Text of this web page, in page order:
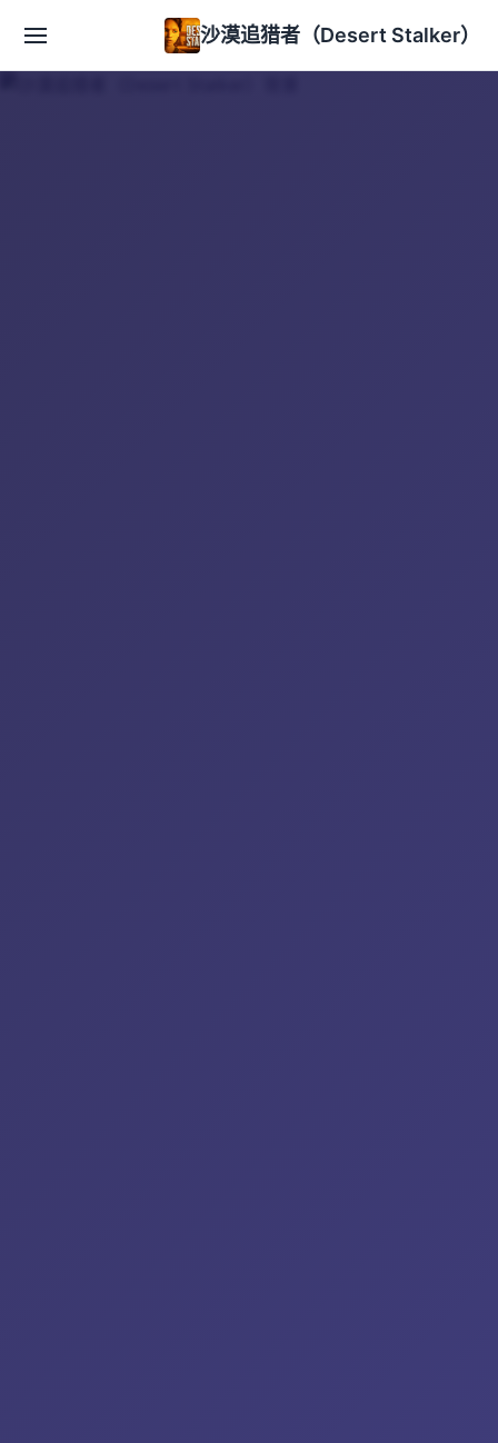
沙漠追猎者（Desert Stalker）